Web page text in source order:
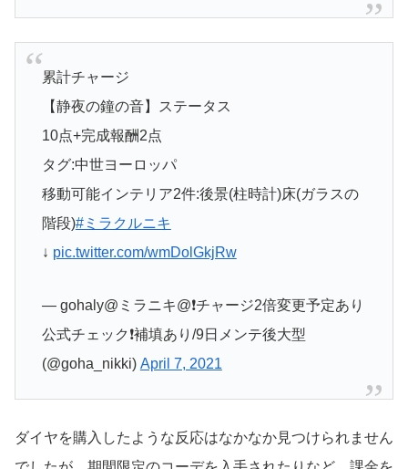
累計チャージ
【静夜の鐘の音】ステータス
10点+完成報酬2点
タグ:中世ヨーロッパ
移動可能インテリア2件:後景(柱時計)床(ガラスの
階段)#ミラクルニキ
↓ pic.twitter.com/wmDolGkjRw
— gohaly@ミラニキ@❗チャージ2倍変更予定あり
公式チェック❗補填あり/9日メンテ後大型
(@goha_nikki) April 7, 2021
ダイヤを購入したような反応はなかなか見つけられません